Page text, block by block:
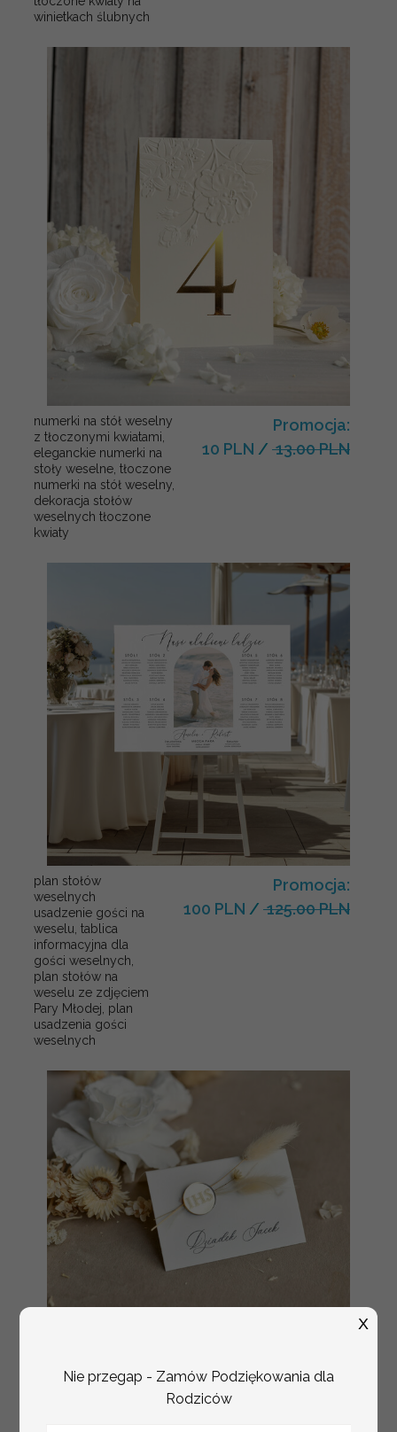
winietkach ślubnych
numerki na stół weselny
z tłoczonymi kwiatami,
eleganckie numerki na
stoły weselne, tłoczone
numerki na stół weselny,
dekoracja stołów
weselnych tłoczone
kwiaty
Promocja:
10 PLN / 13.00 PLN
plan stołów
weselnych
usadzenie gości na
weselu, tablica
informacyjna dla
gości weselnych,
plan stołów na
weselu ze zdjęciem
Pary Młodej, plan
usadzenia gości
weselnych
Promocja:
100 PLN / 125.00 PLN
winietki z naturalnym kłosem
Nie przegap - Zamów Podziękowania dla
Rodziców
X